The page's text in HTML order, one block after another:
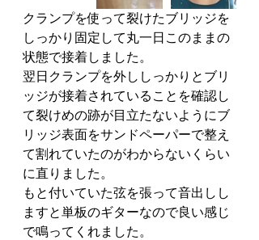
クランプを使って裂けたブリッジを
しっかり固定して丸一日このままの
状態で接着しました。
翌日クランプを外ししっかりとブリ
ッジが接着されていることを確認し
て裂けめの跡が目立たないようにブ
リッジ表面をサンドペーパーで整え
て割れていたのがわからないくらい
に直りました。
もと付いていた弦を張って音出しし
ますと単板のギターなので良い感じ
で鳴ってくれました。